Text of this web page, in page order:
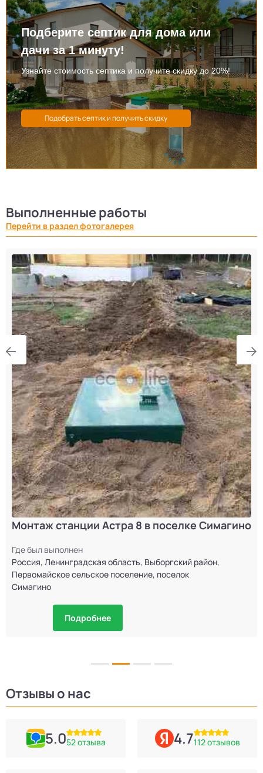
Подберите септик для дома или
дачи за 1 минуту!
Узнайте стоимость септика и получите скидку до 20%!
Выполненные работы
Перейти в раздел фотогалерея
Монтаж станции Астра 8 в поселке Симагино
Где был выполнен
Россия, Ленинградская область, Выборгский район,
Первомайское сельское поселение, поселок
Симагино
Подробнее
Отзывы о нас
5.052 отзыва 4.7112 отзывов